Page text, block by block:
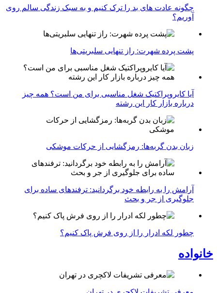
چگونه عادت‌ های بد را ترک کنیم و به سبک زندگی سالم روی
آوریم؟
پشت پرده شهرت: راز تنهایی سلبریتی‌ها
آیا کایروپراکتیک شغل مناسبی برای من است؟ همه چیز
درباره بازار کار این رشته
زبان بدن گربه‌ها: رمزگشایی از حرکات موشکی
آرامش را به رابطه خود برگردانید: ترفندهای ساده برای
جلوگیری از جر و بحث
چطور لکه ادرار را از روی فرش پاک کنیم؟
خانواده